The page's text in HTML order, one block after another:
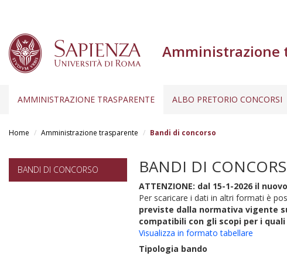
Amministrazione
AMMINISTRAZIONE TRASPARENTE ALBO PRETORIO CONCORSI
Home Amministrazione trasparente Bandi di concorso
BANDI DI CONCORSO BANDI DI
ATTENZIONE: dal 15-1-2026 il
Per scaricare i dati in altri formati è
previste dalla normativa vigente
compatibili con gli scopi per i
Visualizza in formato tabellare
Tipologia bando